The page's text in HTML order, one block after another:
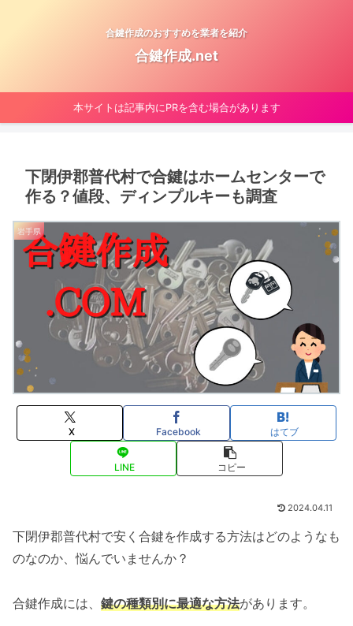
合鍵作成のおすすめを業者を紹介
合鍵作成.net
本サイトは記事内にPRを含む場合があります
下閉伊郡普代村で合鍵はホームセンターで
作る？値段、ディンプルキーも調査
岩手県
X Facebook はてブ
LINE コピー
2024.04.11
下閉伊郡普代村で安く合鍵を作成する方法はどのようなも
のなのか、悩んでいませんか？
合鍵作成には、 鍵の種類別に最適な方法があります。